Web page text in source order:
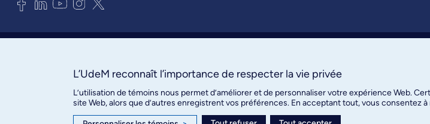
Bureau des communications et
3744, rue Jean-Brillant, bureau 490
L’UdeM reconnaît l’importance de respecter la vie privée
L’utilisation de témoins nous permet d’améliorer et de personnaliser votre expérience Web.
site Web, alors que d’autres enregistrent vos préférences. En acceptant tout, vous consentez